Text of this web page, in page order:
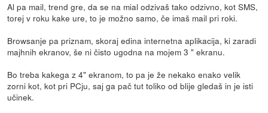
Al pa mail, trend gre, da se na mial odzivaš tako odzivno, kot SMS,
torej v roku kake ure, to je možno samo, če imaš mail pri roki.
Browsanje pa priznam, skoraj edina internetna aplikacija, ki zaradi
majhnih ekranov, še ni čisto ugodna na mojem 3 " ekranu.
Bo treba kakega z 4" ekranom, to pa je že nekako enako velik
zorni kot, kot pri PCju, saj ga pač tut toliko od blije gledaš in je isti
učinek.